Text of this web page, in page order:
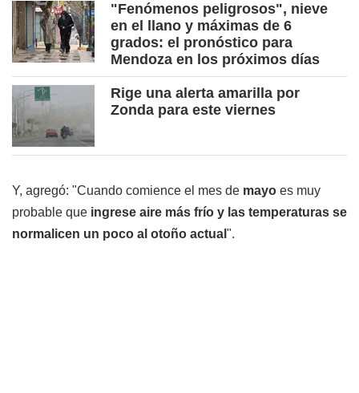
"Fenómenos peligrosos", nieve
en el llano y máximas de 6
grados: el pronóstico para
Mendoza en los próximos días
Rige una alerta amarilla por
Zonda para este viernes
Y, agregó: "Cuando comience el mes de mayo es muy
probable que ingrese aire más frío y las temperaturas se
normalicen un poco al otoño actual ".